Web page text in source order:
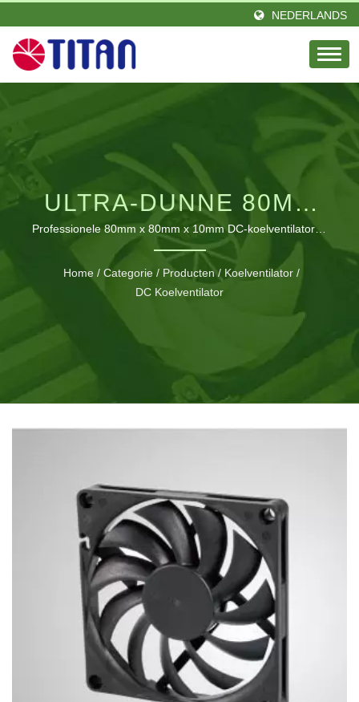
NEDERLANDS
ULTRA-DUNNE 80MM
DC-
KOELVENTILATOREN
VOOR NAUWKEURIGE
THERMISCHE
BEHEERSING
Professionele 80mm x 80mm x 10mm DC-koelventilatoren
met aanpasbare spanning, snelheid en lagermogelijkheden
voor optimale warmteafvoer in compacte ruimtes
Home / Categorie / Producten / Koelventilator /
DC Koelventilator